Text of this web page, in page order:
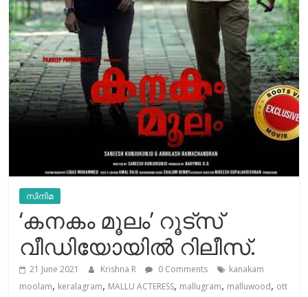
സിനിമ
‘കനകം മൂലം’ റൂട്സ്
വീഡിയോയിൽ റിലീസ്.
21 June 2021 Krishna R 0 Comments
kanakam
moolam, keralagram, MALLU ACTERESS, mallugram, malluwood, ott